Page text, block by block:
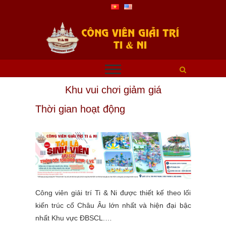
Khu vui chơi giảm giá
Thời gian hoạt động
Công viên giải trí Ti & Ni được thiết kế theo lối
kiến trúc cổ Châu Âu lớn nhất và hiện đại bậc
nhất Khu vực ĐBSCL.